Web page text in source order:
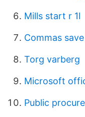
Mills start r 1l
Commas
Torg varberg
Microsoft
Public